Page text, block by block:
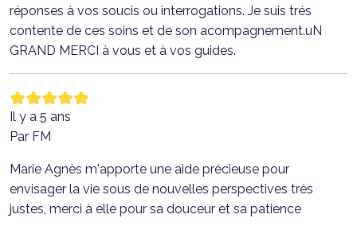
réponses à vos soucis ou interrogations. Je suis trés
contente de ces soins et de son acompagnement.uN
GRAND MERCI à vous et à vos guides.
Il y a 5 ans
Par FM
Marie Agnès m'apporte une aide précieuse pour
envisager la vie sous de nouvelles perspectives très
justes, merci à elle pour sa douceur et sa patience